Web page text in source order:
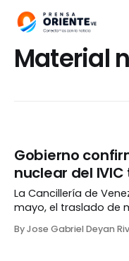
Material
Gobierno
nuclear del IVIC
La Cancillería de
mayo, el traslado de
Investigaciones
By Jose Gabriel Deyan